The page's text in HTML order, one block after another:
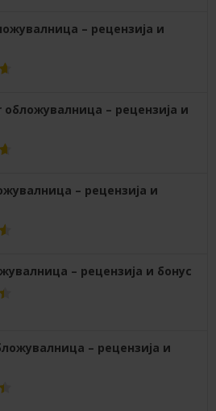
– рецензија и
обложувалница – рецензија и
– рецензија и
– рецензија и бонус
– рецензија и